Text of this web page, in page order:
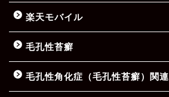
楽天モバイル
毛孔性苔癬
毛孔性角化症（毛孔性苔癬）関連